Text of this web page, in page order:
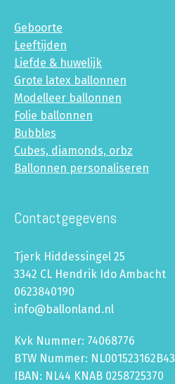
Geboorte
Leeftijden
Liefde & huwelijk
Grote latex ballonnen
Modelleer ballonnen
Folie ballonnen
Bubbles
Cubes, diamonds, orbz
Ballonnen personaliseren
Contactgegevens
Tjerk Hiddessingel 25
3342 CL Hendrik Ido Ambacht
0623840190
info@ballonland.nl
Kvk Nummer: 74068776
BTW Nummer: NL001523162B43
IBAN: NL44 KNAB 0258725370